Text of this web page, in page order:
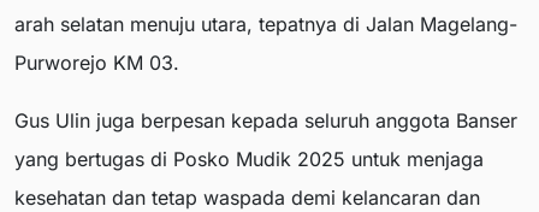
arah selatan menuju utara, tepatnya di Jalan Magelang-
Purworejo KM 03.
Gus Ulin juga berpesan kepada seluruh anggota Banser
yang bertugas di Posko Mudik 2025 untuk menjaga
kesehatan dan tetap waspada demi kelancaran dan